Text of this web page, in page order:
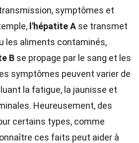
symptômes et
l'hépatite A se transmet
les aliments contaminés,
B se propage par le sang et les
symptômes peuvent varier de
la fatigue, la jaunisse et
Heureusement, des
certains types, comme
ces faits peut aider à